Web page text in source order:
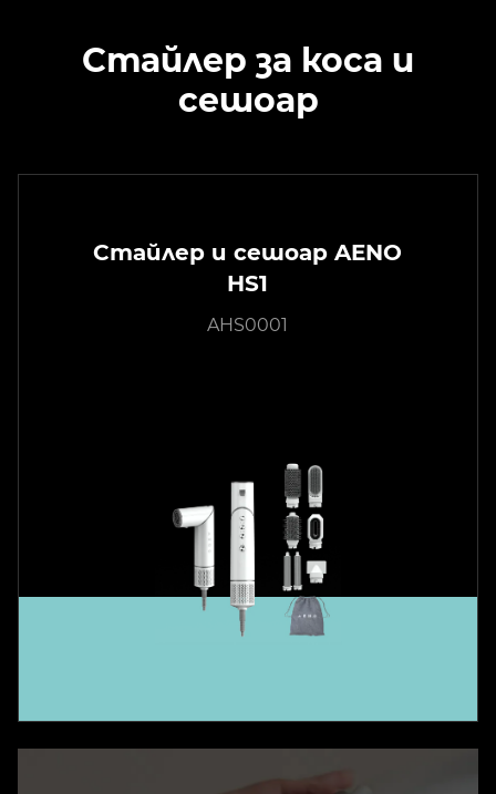
Стайлер за коса и
сешоар
Стайлер и сешоар AENO
HS1
AHS0001